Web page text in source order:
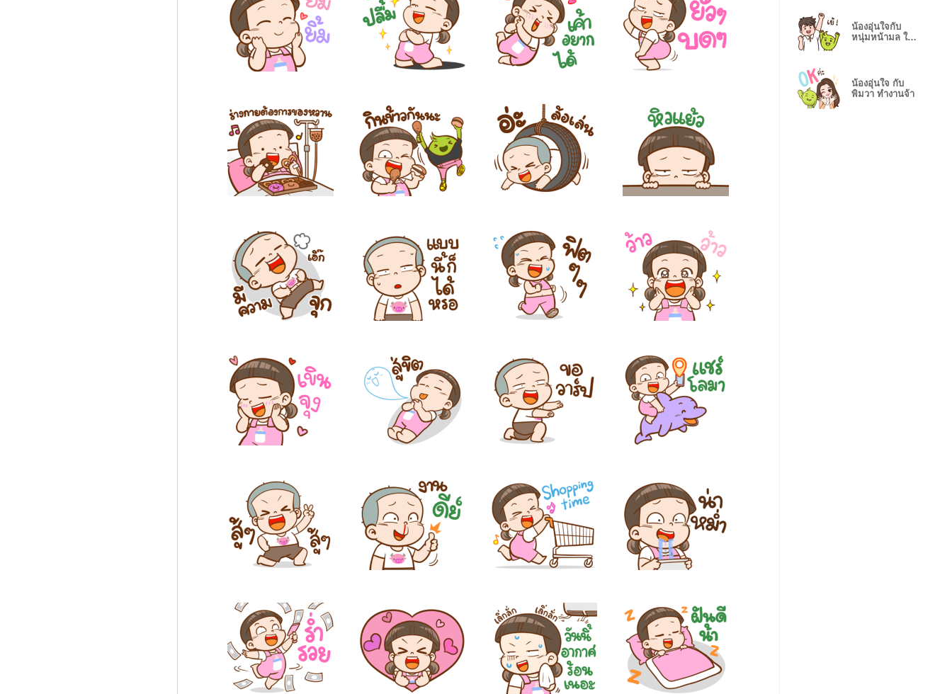
น้องอุ่นใจกับ
หนุ่มหน้ามล ใน
น้องอุ่นใจ กับ
พิมวา ทำงานจ้า